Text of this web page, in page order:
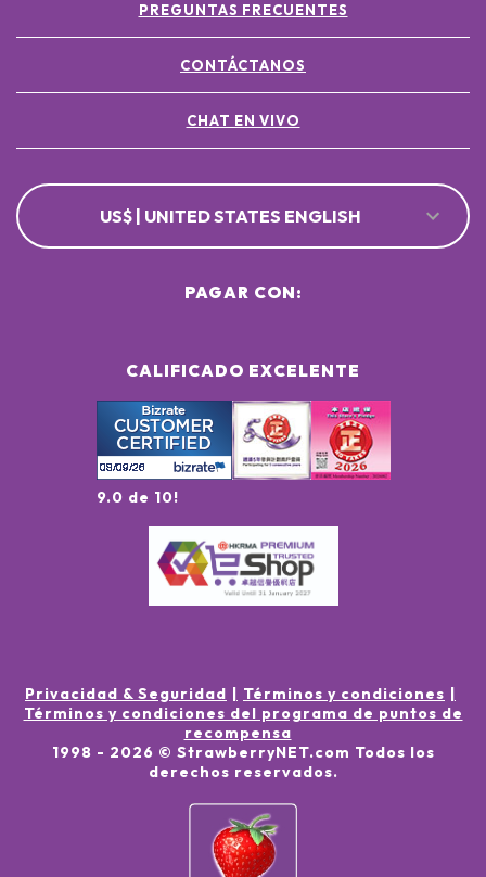
PREGUNTAS FRECUENTES
CONTÁCTANOS
CHAT EN VIVO
US$ | UNITED STATES ENGLISH
CALIFICADO EXCELENTE
9.0 de 10!
PAGAR CON:
Privacidad & Seguridad
Términos y condiciones
Términos y condiciones del programa de puntos de
recompensa
1998 - 2026 © StrawberryNET.com Todos los
derechos reservados.